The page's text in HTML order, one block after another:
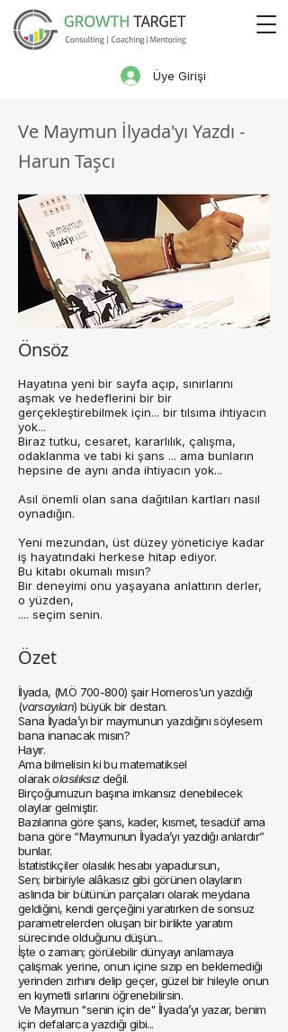
Üye Girişi
Ve Maymun İlyada'yı Yazdı -
Harun Taşcı
Önsöz
Hayatına yeni bir sayfa açıp, sınırlarını
aşmak ve hedeflerini bir bir
gerçekleştirebilmek için... bir tılsıma ihtiyacın
yok...
Biraz tutku, cesaret, kararlılık, çalışma,
odaklanma ve tabi ki şans ... ama bunların
hepsine de aynı anda ihtiyacın yok...
Asıl önemli olan sana dağıtılan kartları nasıl
oynadığın.
Yeni mezundan, üst düzey yöneticiye kadar
iş hayatındaki herkese hitap ediyor.
Bu kitabı okumalı mısın?
Bir deneyimi onu yaşayana anlattırın derler,
o yüzden,
.... seçim senin.
Özet
İlyada, (M.Ö 700-800) şair Homeros'un yazdığı
(varsayılan) büyük bir destan.
Sana İlyada’yı bir maymunun yazdığını söylesem
bana inanacak mısın?
Hayır.
Ama bilmelisin ki bumatematiksel
olarakolasılıksızdeğil.
Birçoğumuzun başına imkansız denebilecek
olaylar gelmiştir.
Bazılarına göre şans, kader, kısmet, tesadüf ama
bana göre “Maymunun İlyada’yı yazdığı anlardır”
bunlar.
İstatistikçiler olasılık hesabı yapadursun,
Sen; birbiriyle alâkasız gibi görünen olayların
aslında bir bütünün parçaları olarak meydana
geldiğini, kendi gerçeğini yaratırken de sonsuz
parametrelerden oluşan bir birlikte yaratım
sürecinde olduğunu düşün...
İşte o zaman; görülebilir dünyayı anlamaya
çalışmak yerine, onun içine sızıp en beklemediği
yerinden zırhını delip geçer, güzel bir hileyle onun
en kıymetli sırlarını öğrenebilirsin.
Ve Maymun "senin için de" İlyada’yı yazar, benim
için defalarca yazdığı gibi...